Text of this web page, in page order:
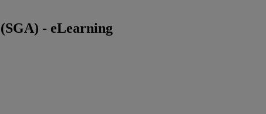
- eLearning